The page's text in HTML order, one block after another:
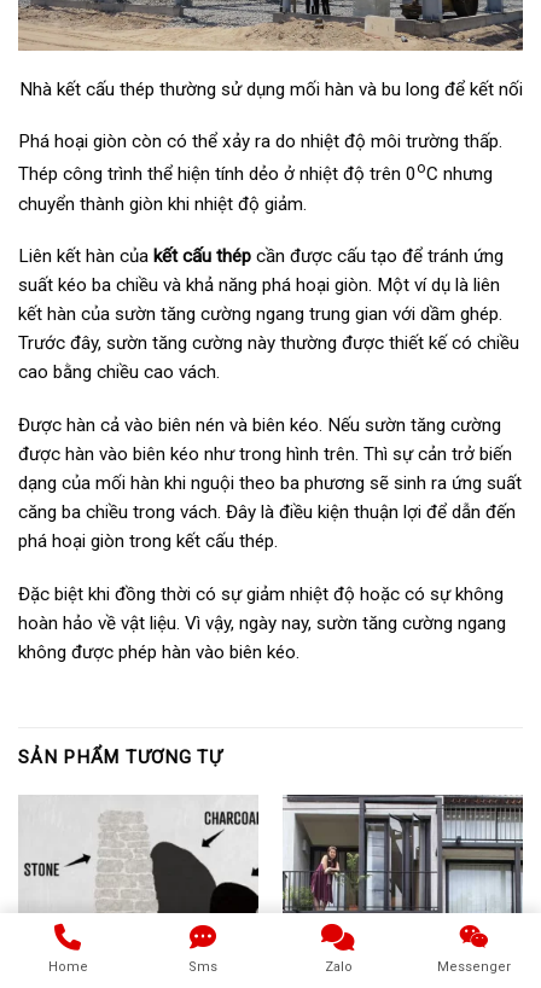
Nhà kết cấu thép thường sử dụng mối hàn và bu long để kết nối
Phá hoại giòn còn có thể xảy ra do nhiệt độ môi trường thấp.
Thép công trình thể hiện tính dẻo ở nhiệt độ trên 0oC nhưng
chuyển thành giòn khi nhiệt độ giảm.
Liên kết hàn của kết cấu thép cần được cấu tạo để tránh ứng
suất kéo ba chiều và khả năng phá hoại giòn. Một ví dụ là liên
kết hàn của sườn tăng cường ngang trung gian với dầm ghép.
Trước đây, sườn tăng cường này thường được thiết kế có chiều
cao bằng chiều cao vách.
Được hàn cả vào biên nén và biên kéo. Nếu sườn tăng cường
được hàn vào biên kéo như trong hình trên. Thì sự cản trở biến
dạng của mối hàn khi nguội theo ba phương sẽ sinh ra ứng suất
căng ba chiều trong vách. Đây là điều kiện thuận lợi để dẫn đến
phá hoại giòn trong kết cấu thép.
Đặc biệt khi đồng thời có sự giảm nhiệt độ hoặc có sự không
hoàn hảo về vật liệu. Vì vậy, ngày nay, sườn tăng cường ngang
không được phép hàn vào biên kéo.
SẢN PHẨM TƯƠNG TỰ
Home Sms Zalo Messenger